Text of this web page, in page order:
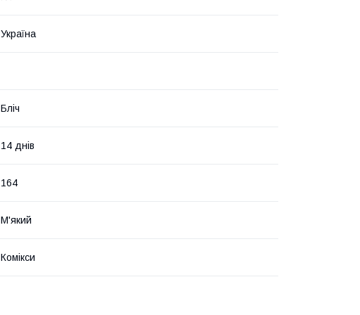
Україна
Бліч
14 днів
164
М'який
Комікси